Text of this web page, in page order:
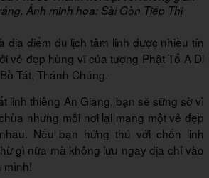
Ảnh minh họa: Sài Gòn Tiếp Thị
địa điểm du lịch tâm linh được nhiều tín
vẻ đẹp hùng vĩ của tượng Phật Tổ A Di
Tát, Thánh Chúng.
linh thiêng An Giang, bạn sẽ sững sờ vì
nhưng mỗi nơi lại mang một vẻ đẹp
Nếu bạn hứng thú với chốn linh
gì nữa mà không lưu ngay địa chỉ vào
mình!